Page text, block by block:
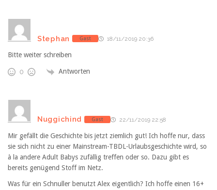
Stephan Gast 18/11/2019 20:36
Bitte weiter schreiben
0 Antworten
Nuggichind Gast 22/11/2019 22:58
Mir gefällt die Geschichte bis jetzt ziemlich gut! Ich hoffe nur, dass
sie sich nicht zu einer Mainstream-TBDL-Urlaubsgeschichte wird, so
à la andere Adult Babys zufällig treffen oder so. Dazu gibt es
bereits genügend Stoff im Netz.
Was für ein Schnuller benutzt Alex eigentlich? Ich hoffe einen 16+